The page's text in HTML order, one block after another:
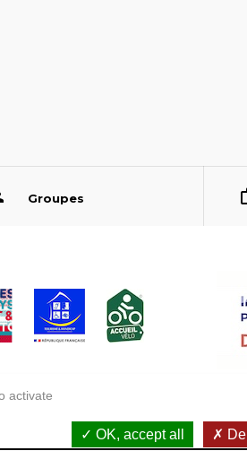
Groupes
Accessibilité : non
activate
OK, accept all